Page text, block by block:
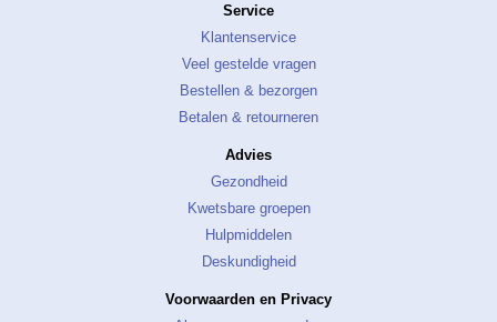
Service
Klantenservice
Veel gestelde vragen
Bestellen & bezorgen
Betalen & retourneren
Advies
Gezondheid
Kwetsbare groepen
Hulpmiddelen
Deskundigheid
Voorwaarden en Privacy